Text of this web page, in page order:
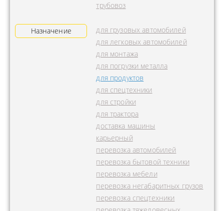
трубовоз
Назначение
для грузовых автомобилей
для легковых автомобилей
для монтажа
для погрузки металла
для продуктов
для спецтехники
для стройки
для трактора
доставка машины
карьерный
перевозка автомобилей
перевозка бытовой техники
перевозка мебели
перевозка негабаритных грузов
перевозка спецтехники